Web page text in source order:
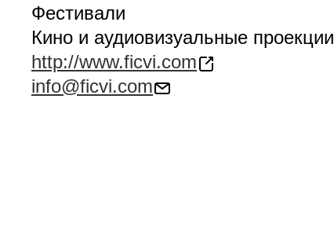
Фестивали
Кино и аудиовизуальные проекции
http://www.ficvi.com
info@ficvi.com